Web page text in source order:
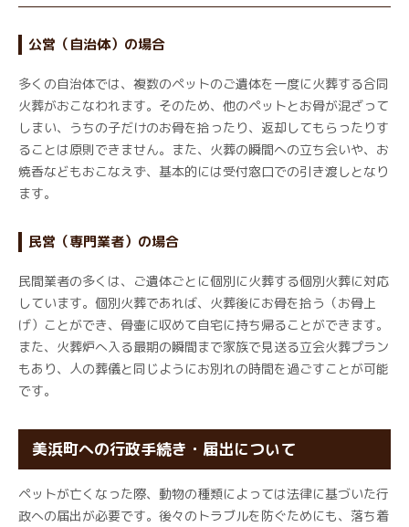
公営（自治体）の場合
多くの自治体では、複数のペットのご遺体を一度に火葬する合同
火葬がおこなわれます。そのため、他のペットとお骨が混ざって
しまい、うちの子だけのお骨を拾ったり、返却してもらったりす
ることは原則できません。また、火葬の瞬間への立ち会いや、お
焼香などもおこなえず、基本的には受付窓口での引き渡しとなり
ます。
民営（専門業者）の場合
民間業者の多くは、ご遺体ごとに個別に火葬する個別火葬に対応
しています。個別火葬であれば、火葬後にお骨を拾う（お骨上
げ）ことができ、骨壷に収めて自宅に持ち帰ることができます。
また、火葬炉へ入る最期の瞬間まで家族で見送る立会火葬プラン
もあり、人の葬儀と同じようにお別れの時間を過ごすことが可能
です。
美浜町への行政手続き・届出について
ペットが亡くなった際、動物の種類によっては法律に基づいた行
政への届出が必要です。後々のトラブルを防ぐためにも、落ち着